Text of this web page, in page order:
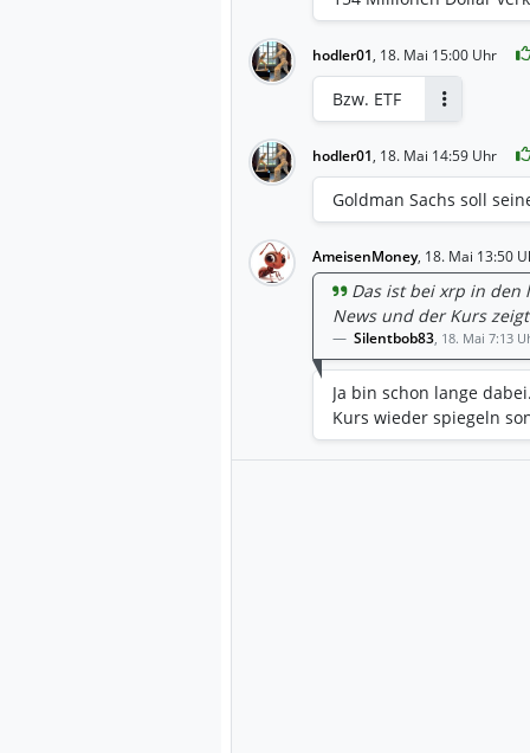
Dollar
herkömmliche
wäre in diesem Fall
auswirken würde. Im
bedeutender Akteur im
Milliarden US-Dollar
übernimmt in dieser
Stablecoin RLUSD die
untergeordnete Rolle
Enthusiasmus für den
verdrängt XRP
RLUSD als bevorzugtes
XRP aus seiner
erfolgreich und wickelt
bleibt aber einer von
Finanzwesen
hodler01, 18. Mai 15:00 Uhr
Bzw. ETF
hodler01, 18. Mai 14:59 Uhr
Goldman Sachs soll
AmeisenMoney, 18. Mai 13:50
Das ist bei xrp in den
News und der Kurs
Silentbob83, 18. Mai 7:13
Ja bin schon lange
Kurs wieder spiegeln